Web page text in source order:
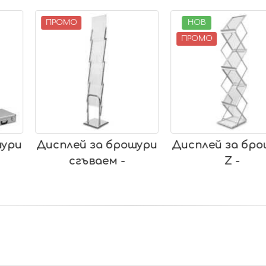
брошури
-
ПРОМО
Дисплей за брошури
НОВ
ПРОМО
Снап
плакати